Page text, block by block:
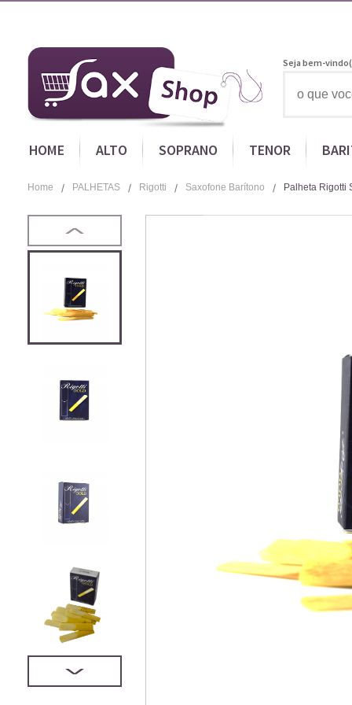
Seja bem-
HOME ALTO SOPRANO TENOR
Home PALHETAS Rigotti Saxofone Barítono Palheta Rigotti